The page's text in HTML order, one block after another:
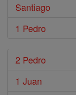
Santiago
1 Pedro
2 Pedro
1 Juan